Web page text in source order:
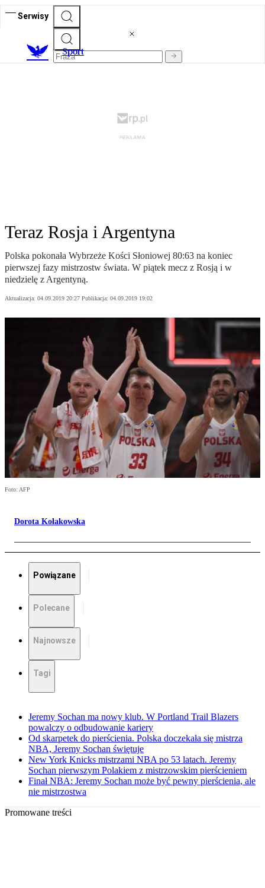
Serwisy
Sport
Teraz Rosja i Argentyna
Polska pokonała Wybrzeże Kości Słoniowej 80:63 na koniec
pierwszej fazy mistrzostw świata. W piątek mecz z Rosją i w
niedzielę z Argentyną.
Aktualizacja: 04.09.2019 20:27 Publikacja: 04.09.2019 19:02
Foto: AFP
Dorota Kołakowska
Powiązane
Polecane
Najnowsze
Tagi
Jeremy Sochan ma nowy klub. W Portland Trail Blazers
powalczy o odbudowanie kariery
Od skarpetek do pierścienia. Polska doczekała się mistrza
NBA, Jeremy Sochan świętuje
New York Knicks mistrzami NBA po 53 latach. Jeremy
Sochan pierwszym Polakiem z mistrzowskim pierścieniem
Finał NBA: Jeremy Sochan może być pewny pierścienia, ale
nie mistrzostwa
Promowane treści